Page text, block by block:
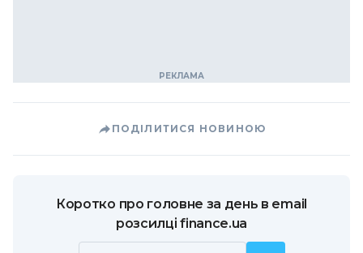
ПОДІЛИТИСЯ НОВИНОЮ
Коротко про головне за день в email
розсилці finance.ua